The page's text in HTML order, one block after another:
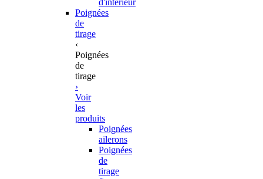
Poignées
de
tirage
‹
Poignées
de
tirage
›
Voir
les
produits
Poignées
ailerons
Poignées
de
tirage